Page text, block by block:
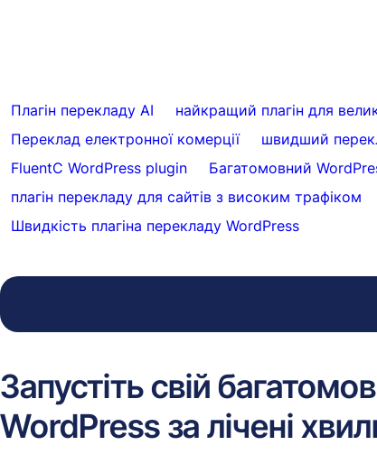
Плагін перекладу AI найкращий плагін для
Переклад електронної комерції
швидший
FluentC WordPress plugin
Багатомовний
плагін перекладу для сайтів з високим трафіком
Швидкість плагіна перекладу WordPress
Запустіть свій
WordPress за лічені